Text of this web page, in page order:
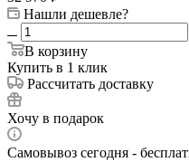
Нашли дешевле?
В корзину
Купить в 1 клик
Рассчитать доставку
Хочу в подарок
Самовывоз сегодня -